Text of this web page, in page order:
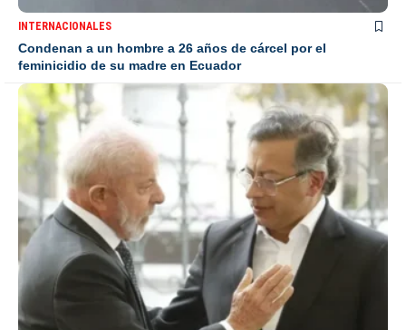
INTERNACIONALES
Condenan a un hombre a 26 años de cárcel por el
feminicidio de su madre en Ecuador